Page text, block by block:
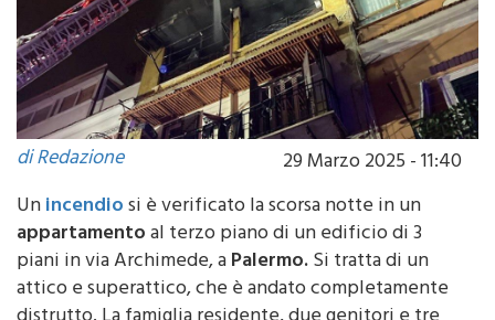
di Redazione
29 Marzo 2025 - 11:40
Unincendiosi è verificato la scorsa notte in un
appartamentoal terzo piano di un edificio di 3
piani in via Archimede, aPalermo.Si tratta di un